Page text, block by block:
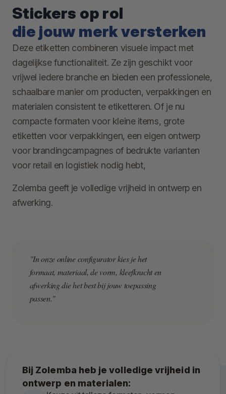
Stickers op rol
die jouw merk versterken
Deze etiketten combineren visuele impact met
dagelijkse functionaliteit. Ze zijn geschikt voor
vrijwel iedere branche en bieden een professionele,
schaalbare manier om producten, verpakkingen en
materialen consistent te etiketteren. Of je nu
compacte formaten voor kleine items, grote
etiketten voor verpakkingen, een eigen ontwerp
voor brandingcampagnes of bedrukte varianten
voor retail en logistiek nodig hebt,
Zolemba geeft je volledige vrijheid in ontwerp en
afwerking.
"In onze online configurator kies je het
formaat, materiaal, de vorm, kleefkracht en
afwerking die het best bij jouw toepassing
passen."
Bij Zolemba heb je volledige vrijheid in
ontwerp en materialen: